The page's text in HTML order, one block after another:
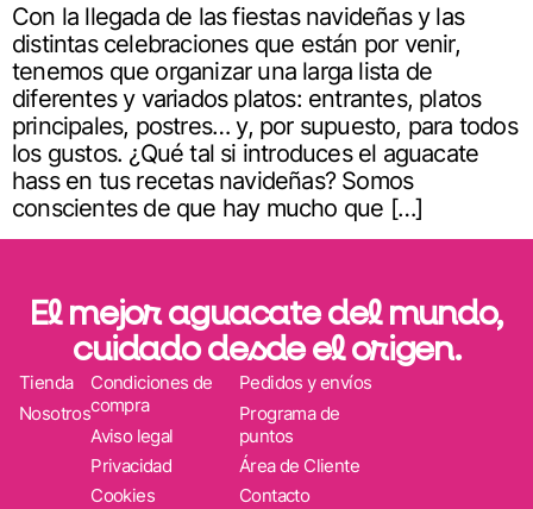
Con la llegada de las fiestas navideñas y las
distintas celebraciones que están por venir,
tenemos que organizar una larga lista de
diferentes y variados platos: entrantes, platos
principales, postres… y, por supuesto, para todos
los gustos. ¿Qué tal si introduces el aguacate
hass en tus recetas navideñas? Somos
conscientes de que hay mucho que […]
El mejor aguacate del mundo,
cuidado desde el origen.
Tienda
Nosotros
Pedidos y envíos
Programa de
puntos
Área de Cliente
Contacto
Condiciones de
compra
Aviso legal
Privacidad
Cookies